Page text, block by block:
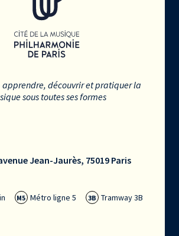
apprendre, découvrir et pratiquer la
sous toutes ses formes
Jean-Jaurès, 75019 Paris
M5 Métro ligne 5 3B Tramway 3B